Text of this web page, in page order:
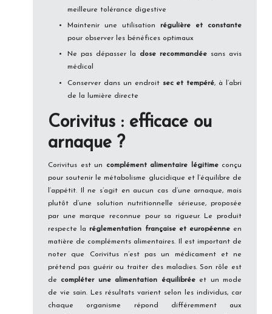
meilleure tolérance digestive
Maintenir une utilisation régulière et constante
pour observer les bénéfices optimaux
Ne pas dépasser la dose recommandée sans avis
médical
Conserver dans un endroit sec et tempéré, à l’abri
de la lumière directe
Corivitus : efficace ou
arnaque ?
Corivitus est un complément alimentaire légitimeconçu
pour soutenir le métabolisme glucidique et l’équilibre de
l’appétit. Il ne s’agit en aucun cas d’une arnaque, mais
plutôt d’une solution nutritionnelle sérieuse, proposée
par une marque reconnue pour sa rigueur. Le produit
respecte laréglementation française et européenneen
matière de compléments alimentaires. Il est important de
noter que Corivitus n’est pas un médicament et ne
prétend pas guérir ou traiter des maladies. Son rôle est
de compléter une alimentation équilibréeet un mode
de vie sain. Les résultats varient selon les individus, car
chaque organisme répond différemment aux